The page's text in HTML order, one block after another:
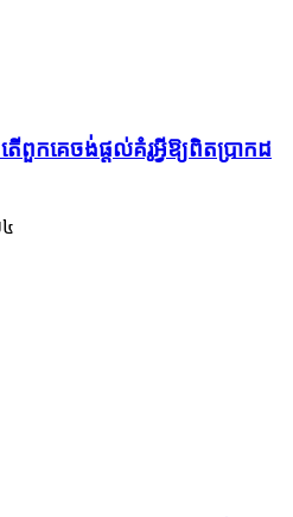
ពួកគេចង់ផ្តល់គំរូអ្វីឱ្យពិតប្រាកដ
៤